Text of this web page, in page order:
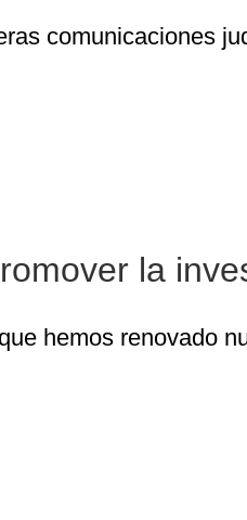
comunicaciones
la
hemos renovado